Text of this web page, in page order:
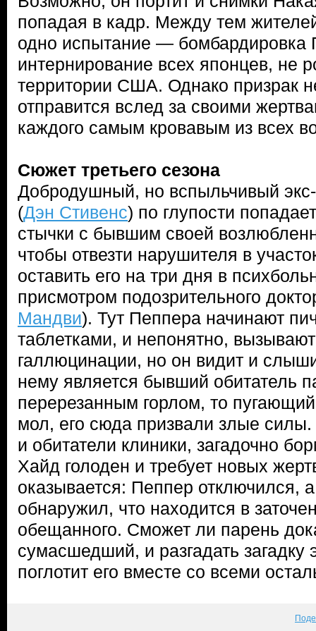
попадая в кадр. Между тем
одно испытание — бомбардировка
интернирование всех японцев, не
территории США. Однако призрак
отправится вслед за своими
каждого самым кровавым из всех
Сюжет третьего сезона
Добродушный, но вспыльчивый
(Дэн Стивенс) по глупости
стычки с бывшим своей
чтобы отвезти нарушителя в
оставить его на три дня в
присмотром подозрительного
Мандви). Тут Пеппера начинают
таблетками, и непонятно,
галлюцинации, но он видит и
нему является бывший обитатель
перерезанным горлом, то
мол, его сюда призвали злые
и обитатели клиники, загадочно
Хайд голоден и требует новых
оказывается: Пеппер отключился,
обнаружил, что находится в
обещанного. Сможет ли парень
сумасшедший, и разгадать загадку
поглотит его вместе со всеми